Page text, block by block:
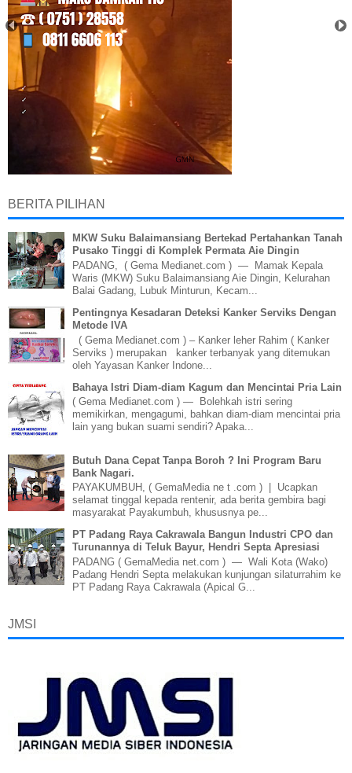
BERITA PILIHAN
MKW Suku Balaimansiang Bertekad Pertahankan Tanah
Pusako Tinggi di Komplek Permata Aie Dingin
PADANG, ( Gema Medianet.com ) — Mamak Kepala
Waris (MKW) Suku Balaimansiang Aie Dingin, Kelurahan
Balai Gadang, Lubuk Minturun, Kecam...
Pentingnya Kesadaran Deteksi Kanker Serviks Dengan
Metode IVA
( Gema Medianet.com ) – Kanker leher Rahim ( Kanker
Serviks ) merupakan kanker terbanyak yang ditemukan
oleh Yayasan Kanker Indone...
Bahaya Istri Diam-diam Kagum dan Mencintai Pria Lain
( Gema Medianet.com ) — Bolehkah istri sering
memikirkan, mengagumi, bahkan diam-diam mencintai pria
lain yang bukan suami sendiri? Apaka...
Butuh Dana Cepat Tanpa Boroh ? Ini Program Baru
Bank Nagari.
PAYAKUMBUH, ( GemaMedia ne t .com ) | Ucapkan
selamat tinggal kepada rentenir, ada berita gembira bagi
masyarakat Payakumbuh, khususnya pe...
PT Padang Raya Cakrawala Bangun Industri CPO dan
Turunannya di Teluk Bayur, Hendri Septa Apresiasi
PADANG ( GemaMedia net.com ) — Wali Kota (Wako)
Padang Hendri Septa melakukan kunjungan silaturrahim ke
PT Padang Raya Cakrawala (Apical G...
JMSI